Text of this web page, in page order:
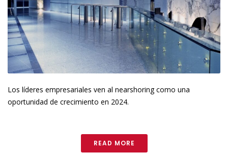
Los líderes empresariales ven al nearshoring como una
oportunidad de crecimiento en 2024.
READ MORE